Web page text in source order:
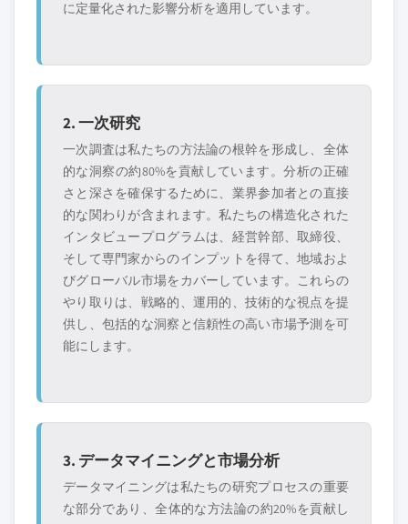
カスタマイズを依頼する →
に定量化された影響分析を適用しています。
2. 一次研究
一次調査は私たちの方法論の根幹を形成し、全体
的な洞察の約80%を貢献しています。分析の正確
さと深さを確保するために、業界参加者との直接
的な関わりが含まれます。私たちの構造化された
インタビュープログラムは、経営幹部、取締役、
そして専門家からのインプットを得て、地域およ
びグローバル市場をカバーしています。これらの
やり取りは、戦略的、運用的、技術的な視点を提
供し、包括的な洞察と信頼性の高い市場予測を可
能にします。
3. データマイニングと市場分析
データマイニングは私たちの研究プロセスの重要
な部分であり、全体的な方法論の約20%を貢献し